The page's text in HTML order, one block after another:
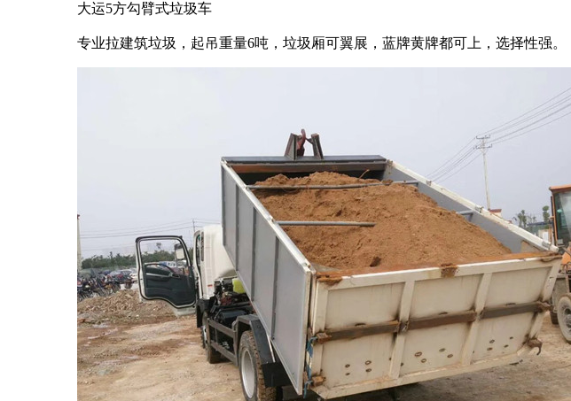
大运5方勾臂式垃圾车
专业拉建筑垃圾，起吊重量6吨，垃圾厢可翼展，蓝牌黄牌都可上，选择性强。